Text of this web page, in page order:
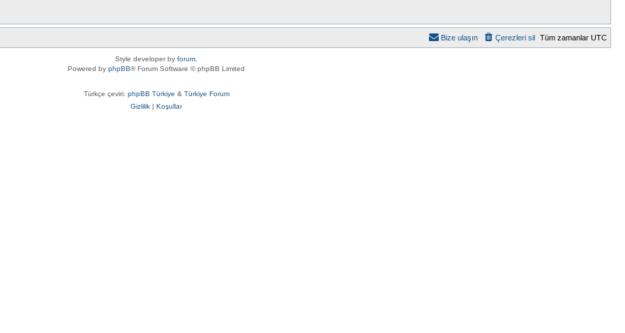
Tüm zamanlar UTC
Çerezleri sil
Bize ulaşın
Style developer by forum
Powered by phpBB® Forum Software © phpBB Limited
Türkçe çeviri: phpBB Türkiye & Türkiye Forum
Gizlilik | Koşullar